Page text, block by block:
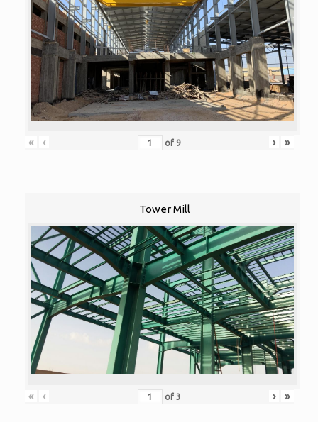
« ‹ of 9 › »
Tower Mill
« ‹ of 3 › »